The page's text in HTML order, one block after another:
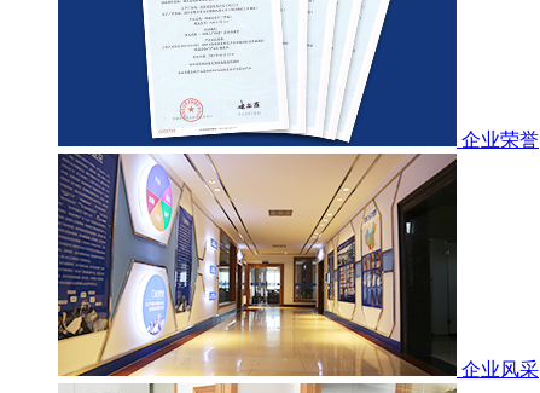
企业荣誉
企业风采